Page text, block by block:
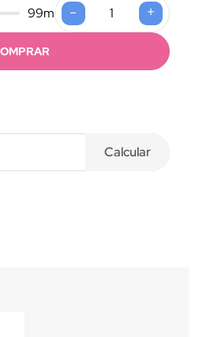
99m - +
Calcular